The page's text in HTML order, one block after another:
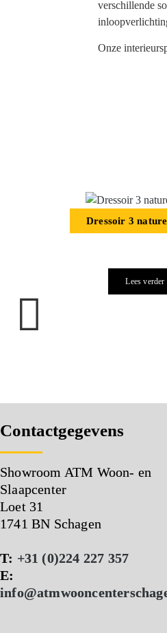
verschillende
Onze
Dressoir 3
Lees verder
Contactgegevens
Showroom ATM Woon- en
Slaapcenter
Loet 31
1741 BN Schagen
T: +31 (0)224 227 357
E: